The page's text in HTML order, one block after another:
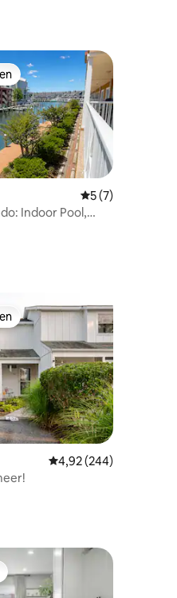
op 5, 4 recensies
Gemiddelde
5 (7)
Indoor Pool,
5, 14 recensies
Gemiddelde
4,92 (244)